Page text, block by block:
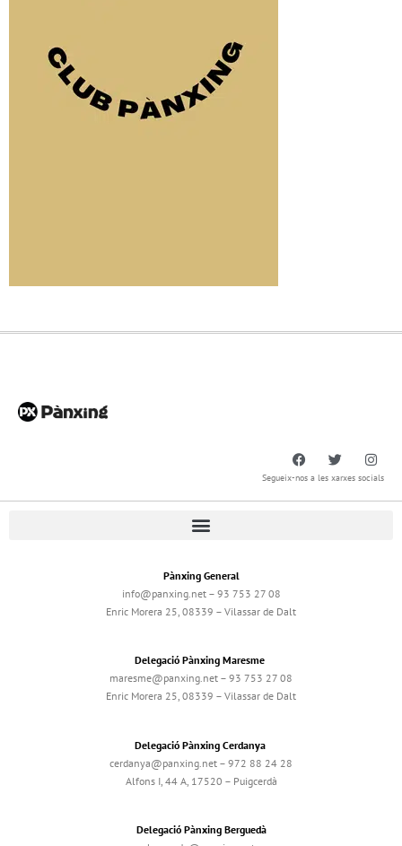
Segueix-nos a les xarxes socials
Pànxing General
info@panxing.net – 93 753 27 08
Enric Morera 25, 08339 – Vilassar de Dalt
Delegació Pànxing Maresme
maresme@panxing.net – 93 753 27 08
Enric Morera 25, 08339 – Vilassar de Dalt
Delegació Pànxing Cerdanya
cerdanya@panxing.net – 972 88 24 28
Alfons I, 44 A, 17520 – Puigcerdà
Delegació Pànxing Berguedà